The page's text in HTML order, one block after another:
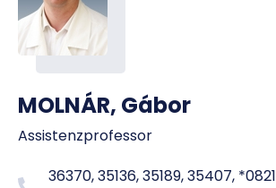
MOLNÁR, Gábor
Assistenzprofessor
36370, 35136, 35189, 35407, *0821